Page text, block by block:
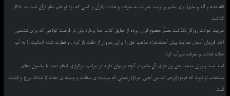
الله علیه و آله و سلم) برای تعلیم و تربیت بشریّت به معرفت و عبادت ,قرآن و کسی که نزد او علم تمام قرآن است به یادگار
گذاشت.
هرچند حوادث روزگار نگذاشت مفسّر معصومِ قرآن, پرده از حقایق کتاب خدا بردارد ولی در فرصت کوتاهی که برای ششمین
اختر فرزوان آسمان هدایت پیش آمد,شاهراه مذهب حق را برای رهروانِ از خلقت باز کرد , و فطرت تشنه انسانیت را به آب
حیات عبادت و معرفت سیرآب کرد.
امید است پیروان مذهب حق روز عزای آن حضرت, آنچه در توان دارند در مراسم سوگواری انجام دهند تا مشمول دعای
مستجاب او شوند که فرمود((رحم الله من احیی امرنا)) رحمتی که سرمایه ی سعادت و وسیله ی نجات از شدائد برزخ و قیامت
است.